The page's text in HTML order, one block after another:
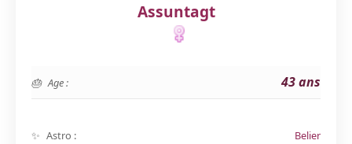
Assuntagt
Age : 43 ans
Astro : Belier